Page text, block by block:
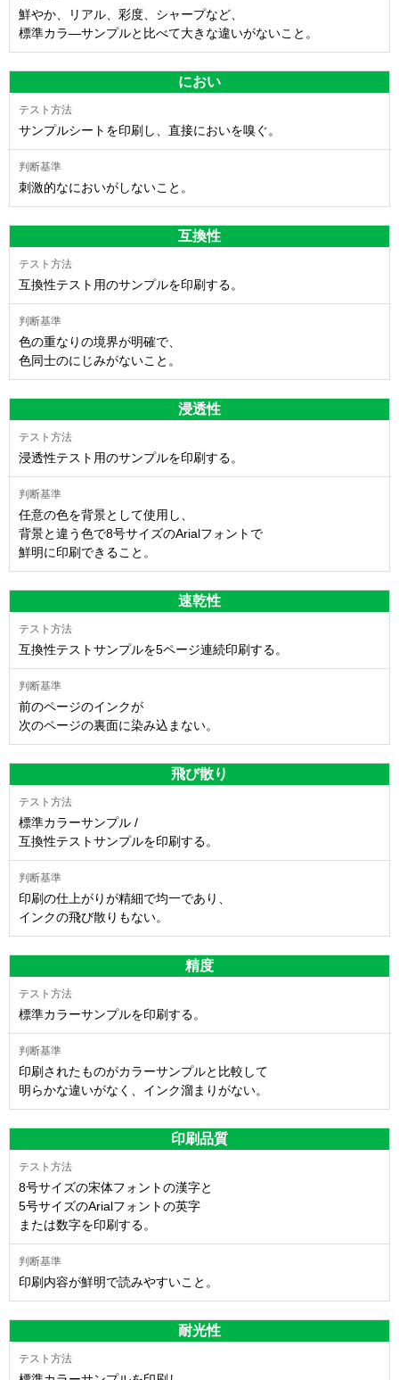
鮮やか、リアル、彩度、シャープなど、
標準カラ―サンプルと比べて大きな違いがないこと。
におい
サンプルシートを印刷し、直接においを嗅ぐ。
刺激的なにおいがしないこと。
互換性
互換性テスト用のサンプルを印刷する。
色の重なりの境界が明確で、
色同士のにじみがないこと。
浸透性
浸透性テスト用のサンプルを印刷する。
任意の色を背景として使用し、
背景と違う色で8号サイズのArialフォントで
鮮明に印刷できること。
速乾性
互換性テストサンプルを5ページ連続印刷する。
前のページのインクが
次のページの裏面に染み込まない。
飛び散り
標準カラーサンプル /
互換性テストサンプルを印刷する。
印刷の仕上がりが精細で均一であり、
インクの飛び散りもない。
精度
標準カラーサンプルを印刷する。
印刷されたものがカラーサンプルと比較して
明らかな違いがなく、インク溜まりがない。
印刷品質
8号サイズの宋体フォントの漢字と
5号サイズのArialフォントの英字
または数字を印刷する。
印刷内容が鮮明で読みやすいこと。
耐光性